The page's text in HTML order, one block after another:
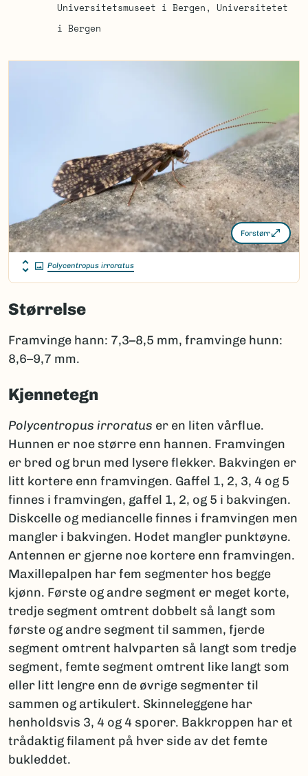
Universitetsmuseet i Bergen, Universitetet
i Bergen
Forstørr
Polycentropus irroratus
Størrelse
Framvinge hann: 7,3–8,5 mm, framvinge hunn:
8,6–9,7 mm.
Kjennetegn
Polycentropus irroratus er en liten vårflue.
Hunnen er noe større enn hannen. Framvingen
er bred og brun med lysere flekker. Bakvingen er
litt kortere enn framvingen. Gaffel 1, 2, 3, 4 og 5
finnes i framvingen, gaffel 1, 2, og 5 i bakvingen.
Diskcelle og mediancelle finnes i framvingen men
mangler i bakvingen. Hodet mangler punktøyne.
Antennen er gjerne noe kortere enn framvingen.
Maxillepalpen har fem segmenter hos begge
kjønn. Første og andre segment er meget korte,
tredje segment omtrent dobbelt så langt som
første og andre segment til sammen, fjerde
segment omtrent halvparten så langt som tredje
segment, femte segment omtrent like langt som
eller litt lengre enn de øvrige segmenter til
sammen og artikulert. Skinneleggene har
henholdsvis 3, 4 og 4 sporer. Bakkroppen har et
trådaktig filament på hver side av det femte
bukleddet.